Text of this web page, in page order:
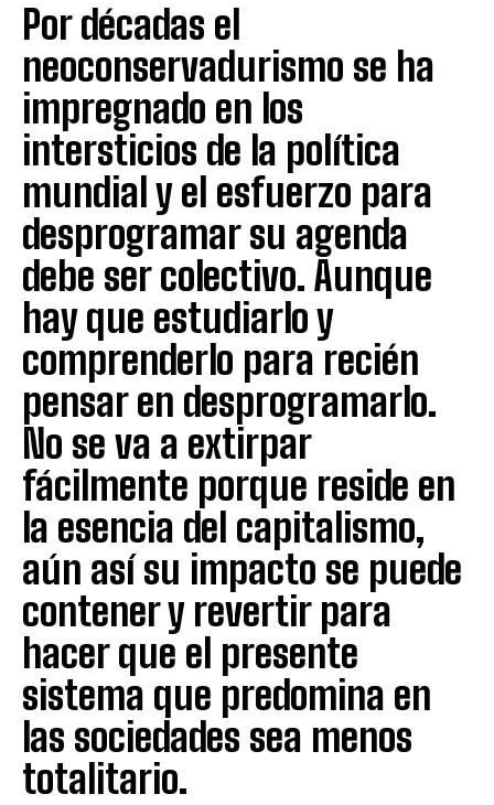
Por décadas el
neoconservadurismo se ha
impregnado en los
intersticios de la política
mundial y el esfuerzo para
desprogramar su agenda
debe ser colectivo. Aunque
hay que estudiarlo y
comprenderlo para recién
pensar en desprogramarlo.
No se va a extirpar
fácilmente porque reside en
la esencia del capitalismo,
aún así su impacto se puede
contener y revertir para
hacer que el presente
sistema que predomina en
las sociedades sea menos
totalitario.